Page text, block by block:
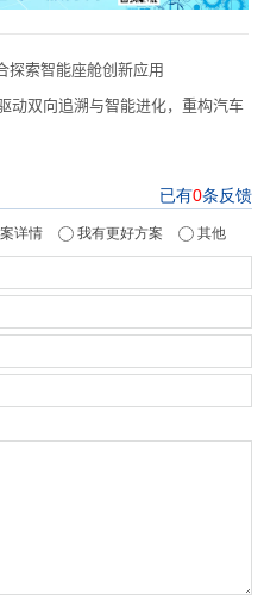
探索智能座舱创新应用
动双向追溯与智能进化，重构汽车